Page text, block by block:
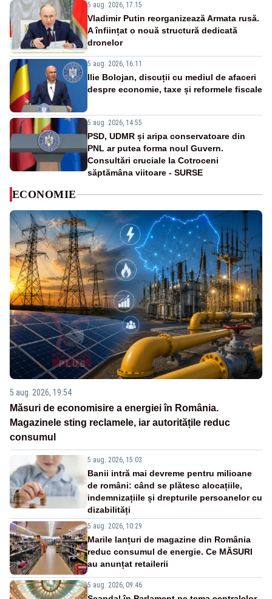
5 aug. 2026, 17:15
Vladimir Putin reorganizează Armata rusă.
A înființat o nouă structură dedicată
dronelor
5 aug. 2026, 16:11
Ilie Bolojan, discuții cu mediul de afaceri
despre economie, taxe și reformele fiscale
5 aug. 2026, 14:55
PSD, UDMR și aripa conservatoare din
PNL ar putea forma noul Guvern.
Consultări cruciale la Cotroceni
săptămâna viitoare - SURSE
ECONOMIE
5 aug. 2026, 19:54
Măsuri de economisire a energiei în România.
Magazinele sting reclamele, iar autoritățile reduc
consumul
5 aug. 2026, 15:03
Banii intră mai devreme pentru milioane
de români: când se plătesc alocațiile,
indemnizațiile și drepturile persoanelor cu
dizabilități
5 aug. 2026, 10:29
Marile lanțuri de magazine din România
reduc consumul de energie. Ce MĂSURI
au anunțat retailerii
5 aug. 2026, 09:46